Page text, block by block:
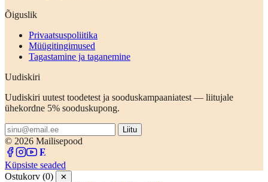
Õiguslik
Privaatsuspoliitika
Müügitingimused
Tagastamine ja taganemine
Uudiskiri
Uudiskiri uutest toodetest ja sooduskampaaniatest — liitujale
ühekordne 5% sooduskupong.
Liitu
© 2026 Mailisepood
Küpsiste seaded
Ostukorv (0)
✕